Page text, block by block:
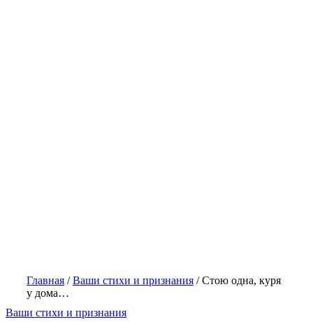
Главная /Ваши стихи и признания /Стою одна, куря
у дома…
Ваши стихи и признания